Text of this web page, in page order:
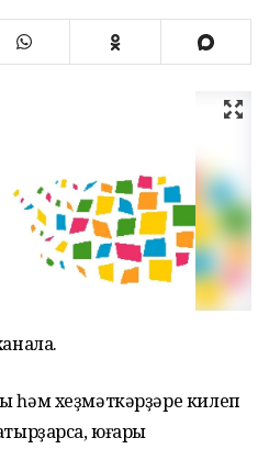
һәм хеҙмәткәрҙәре килеп
юғары